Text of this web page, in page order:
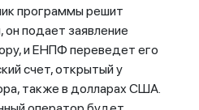
программы решит
он подает заявление
и ЕНПФ переведет его
счет, открытый у
также в долларах США.